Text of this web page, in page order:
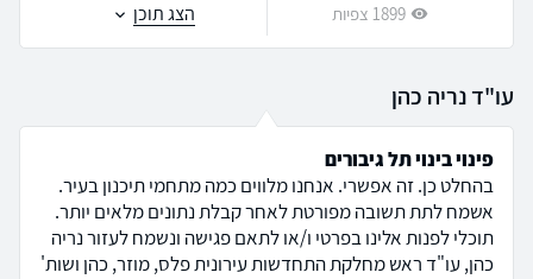
1899 צפיות הצג תוכן
עו"ד נריה כהן
פינוי בינוי תל גיבורים
בהחלט כן. זה אפשרי. אנחנו מלווים כמה מתחמי תיכנון בעיר.
אשמח לתת תשובה מפורטת לאחר קבלת נתונים מלאים יותר.
תוכלי לפנות אלינו בפרטי ו/או לתאם פגישה ונשמח לעזור נריה
כהן, עו"ד ראש מחלקת התחדשות עירונית פלס, מוזר, כהן ושות'